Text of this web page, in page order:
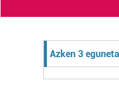
Azken 3